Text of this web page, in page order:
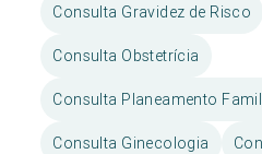
Consulta Gravidez de Risco
Consulta Obstetrícia
Consulta Planeamento
Consulta Ginecologia